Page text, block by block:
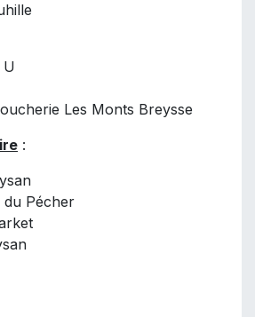
U
Les Monts Breysse
:
du Pécher